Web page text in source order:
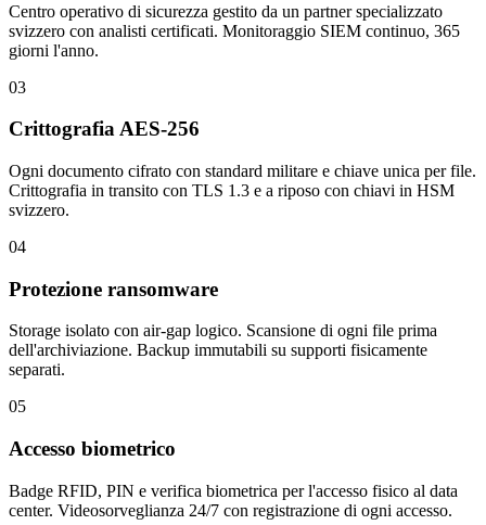
Centro operativo di sicurezza gestito da un partner specializzato
svizzero con analisti certificati. Monitoraggio SIEM continuo, 365
giorni l'anno.
03
Crittografia AES-256
Ogni documento cifrato con standard militare e chiave unica per file.
Crittografia in transito con TLS 1.3 e a riposo con chiavi in HSM
svizzero.
04
Protezione ransomware
Storage isolato con air-gap logico. Scansione di ogni file prima
dell'archiviazione. Backup immutabili su supporti fisicamente
separati.
05
Accesso biometrico
Badge RFID, PIN e verifica biometrica per l'accesso fisico al data
center. Videosorveglianza 24/7 con registrazione di ogni accesso.